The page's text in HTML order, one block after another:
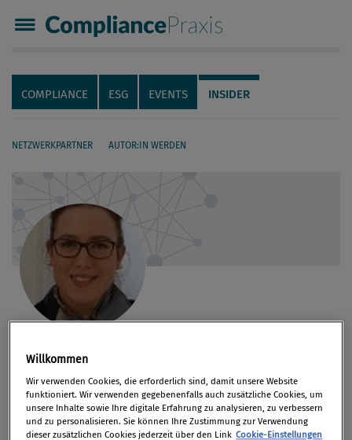
Compliance Praxis
Servicenavigation
Navigation
COMPLIANCE ESG EVENTS INSIDER
NETZWERKPARTNER AUTOR:IN WERDEN
Mag. Christine Hauer
Willkommen
Wir verwenden Cookies, die erforderlich sind, damit unsere Website
funktioniert. Wir verwenden gegebenenfalls auch zusätzliche Cookies, um
unsere Inhalte sowie Ihre digitale Erfahrung zu analysieren, zu verbessern
und zu personalisieren. Sie können Ihre Zustimmung zur Verwendung
dieser zusätzlichen Cookies jederzeit über den Link Cookie-Einstellungen